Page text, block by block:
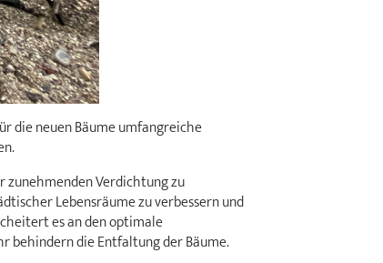
die neuen Bäume umfangreiche
zunehmenden Verdichtung zu
Lebensräume zu verbessern und
es an den optimale
behindern die Entfaltung der Bäume.